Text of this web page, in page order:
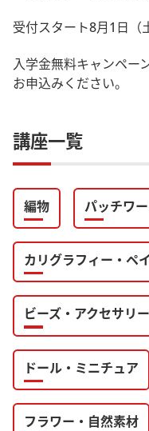
受付スタート8月1日（
入学金無料キャンペー
お申込みください。
講座一覧
編物 パッチワ
カリグラフィー・ペ
ビーズ・アクセサリー
ドール・ミニチュア
フラワー・自然素材